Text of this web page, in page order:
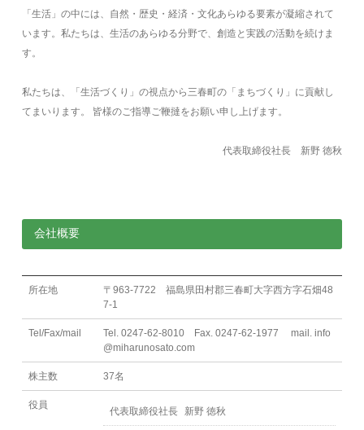
「生活」の中には、自然・歴史・経済・文化あらゆる要素が凝縮されて
います。私たちは、生活のあらゆる分野で、創造と実践の活動を続けま
す。
私たちは、「生活づくり」の視点から三春町の「まちづくり」に貢献し
てまいります。 皆様のご指導ご鞭撻をお願い申し上げます。
代表取締役社長 新野 徳秋
会社概要
所在地
〒963-7722 福島県田村郡三春町大字西方字石畑48
7-1
Tel/Fax/mail
Tel. 0247-62-8010 Fax. 0247-62-1977 mail. info
@miharunosato.com
株主数 37名
役員
代表取締役社長 新野 徳秋